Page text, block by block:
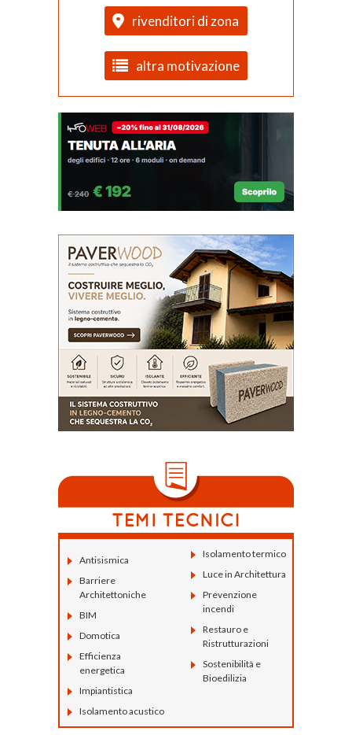
rivenditori di zona
altra motivazione
Antisismica
Barriere
Architettoniche
BIM
Domotica
Efficienza
energetica
Impiantistica
Isolamento acustico
Isolamento termico
Luce in Architettura
Prevenzione
incendi
Restauro e
Ristrutturazioni
Sostenibilità e
Bioedilizia